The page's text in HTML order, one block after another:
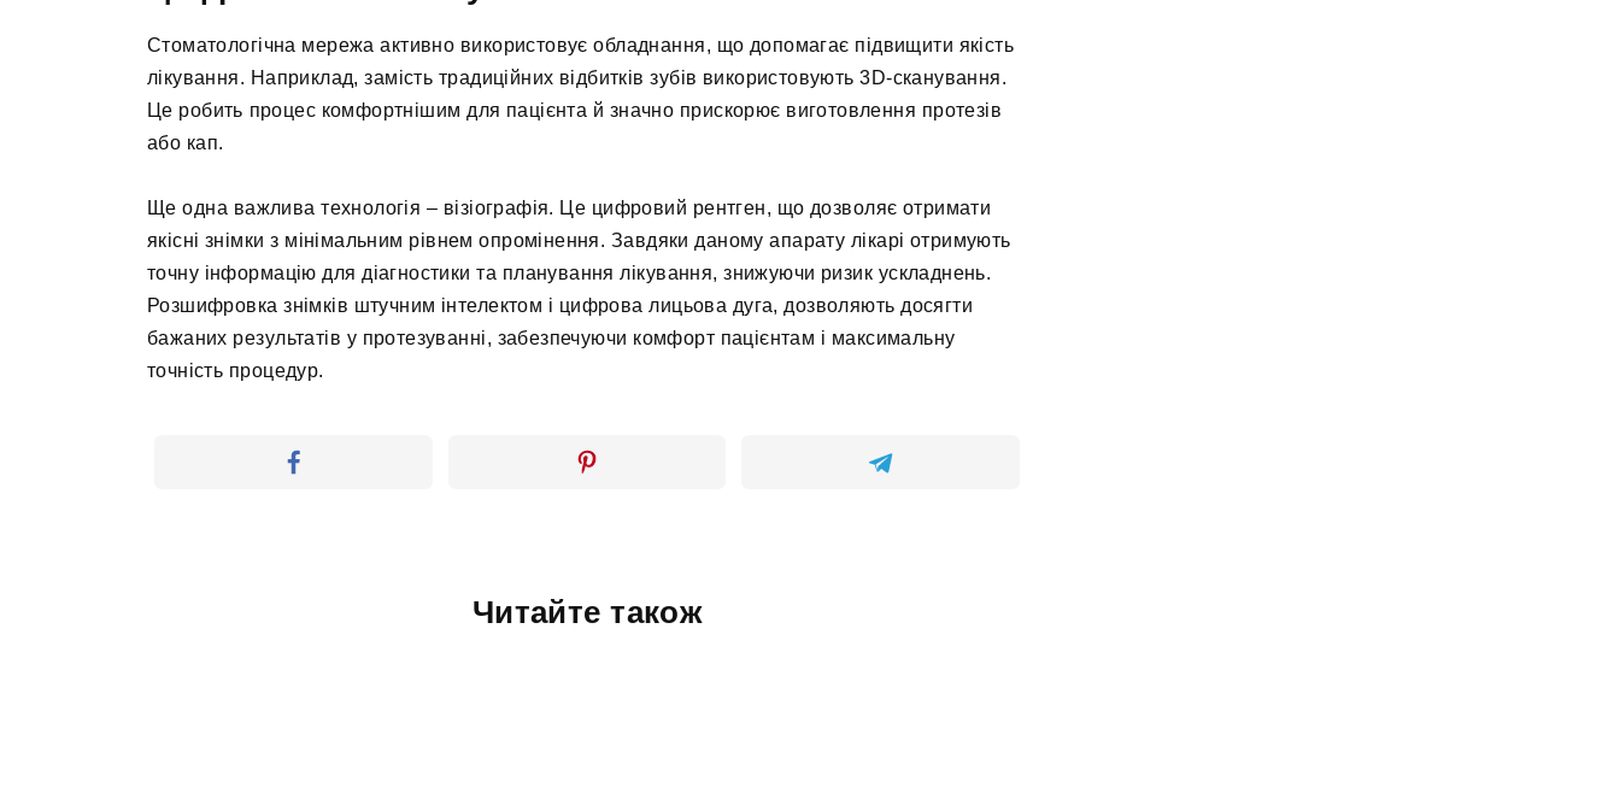
Стоматологічна мережа активно використовує обладнання, що допомагає підвищити якість
лікування. Наприклад, замість традиційних відбитків зубів використовують 3D-сканування.
Це робить процес комфортнішим для пацієнта й значно прискорює виготовлення протезів
або кап.
Ще одна важлива технологія – візіографія. Це цифровий рентген, що дозволяє отримати
якісні знімки з мінімальним рівнем опромінення. Завдяки даному апарату лікарі отримують
точну інформацію для діагностики та планування лікування, знижуючи ризик ускладнень.
Розшифровка знімків штучним інтелектом і цифрова лицьова дуга, дозволяють досягти
бажаних результатів у протезуванні, забезпечуючи комфорт пацієнтам і максимальну
точність процедур.
Читайте також